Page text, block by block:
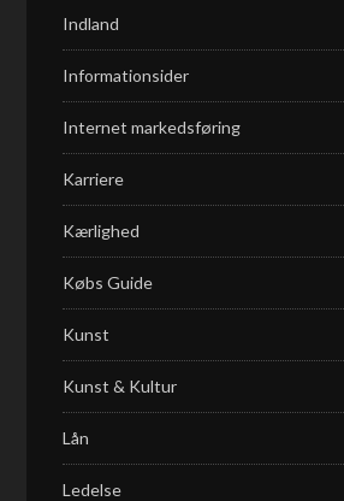
Indland
Informationsider
Internet markedsføring
Karriere
Kærlighed
Købs Guide
Kunst
Kunst & Kultur
Lån
Ledelse